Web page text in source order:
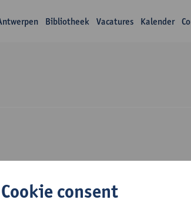
Bibliotheek Vacatures Kalender
Cookie consent